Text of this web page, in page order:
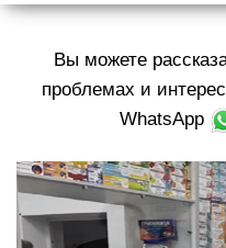
Вы можете
проблемах и
WhatsApp